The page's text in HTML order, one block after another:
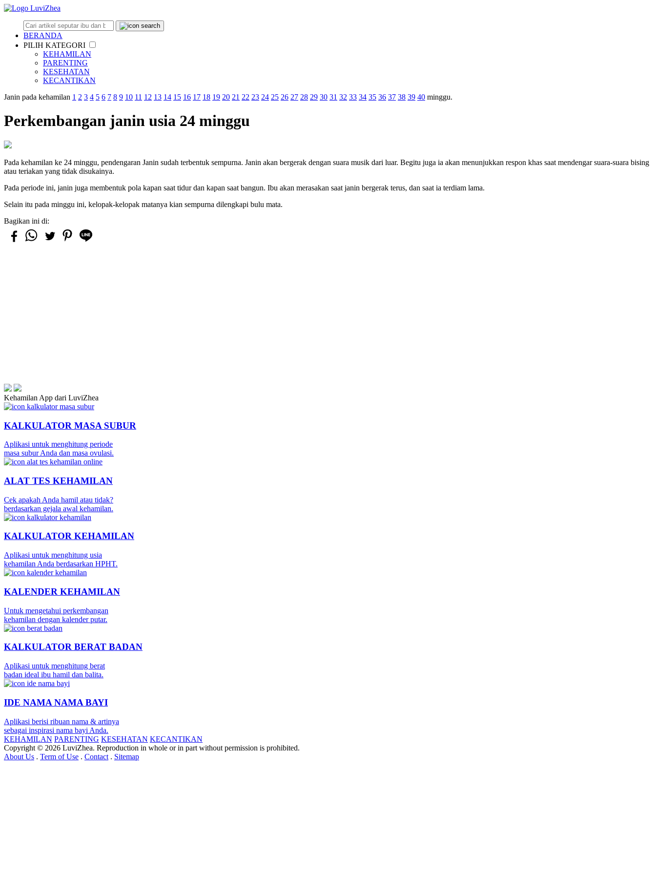
BERANDA
PILIH KATEGORI
KEHAMILAN
PARENTING
KESEHATAN
KECANTIKAN
Janin pada kehamilan 1 2 3 4 5 6 7 8 9 10 11 12 13 14 15 16 17 18 19 20 21 22 23 24 25 26 27 28 29 30 31 32 33 34 35 36 37 38 39 40 minggu.
Perkembangan janin usia 24 minggu
Pada kehamilan ke 24 minggu, pendengaran Janin sudah terbentuk sempurna. Janin akan bergerak dengan suara musik dari luar. Begitu juga ia akan menunjukkan respon khas saat mendengar suara-suara bising
atau teriakan yang tidak disukainya.
Pada periode ini, janin juga membentuk pola kapan saat tidur dan kapan saat bangun. Ibu akan merasakan saat janin bergerak terus, dan saat ia terdiam lama.
Selain itu pada minggu ini, kelopak-kelopak matanya kian sempurna dilengkapi bulu mata.
Bagikan ini di:
Kehamilan App dari LuviZhea
KALKULATOR MASA SUBUR
Aplikasi untuk menghitung periode
masa subur Anda dan masa ovulasi.
ALAT TES KEHAMILAN
Cek apakah Anda hamil atau tidak?
berdasarkan gejala awal kehamilan.
KALKULATOR KEHAMILAN
Aplikasi untuk menghitung usia
kehamilan Anda berdasarkan HPHT.
KALENDER KEHAMILAN
Untuk mengetahui perkembangan
kehamilan dengan kalender putar.
KALKULATOR BERAT BADAN
Aplikasi untuk menghitung berat
badan ideal ibu hamil dan balita.
IDE NAMA NAMA BAYI
Aplikasi berisi ribuan nama & artinya
sebagai inspirasi nama bayi Anda.
KEHAMILAN PARENTING KESEHATAN KECANTIKAN
Copyright © 2026 LuviZhea. Reproduction in whole or in part without permission is prohibited.
About Us . Term of Use . Contact . Sitemap